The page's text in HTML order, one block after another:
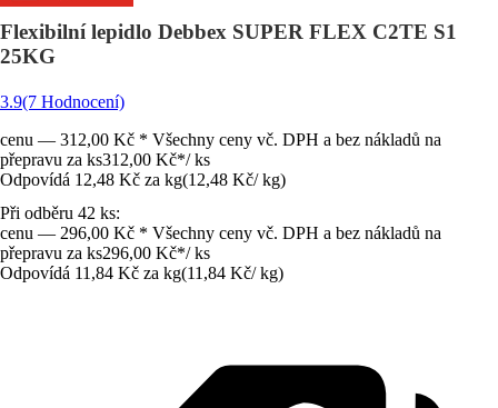
Flexibilní lepidlo Debbex SUPER FLEX C2TE S1
25KG
3.9(7 Hodnocení)
cenu — 312,00 Kč * Všechny ceny vč. DPH a bez nákladů na
přepravu za ks312,00 Kč*/ ks
Odpovídá 12,48 Kč za kg(12,48 Kč/ kg)
Při odběru 42 ks:
cenu — 296,00 Kč * Všechny ceny vč. DPH a bez nákladů na
přepravu za ks296,00 Kč*/ ks
Odpovídá 11,84 Kč za kg(11,84 Kč/ kg)